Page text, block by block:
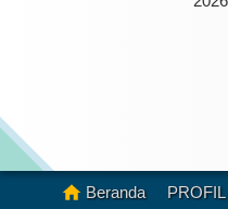
Beranda